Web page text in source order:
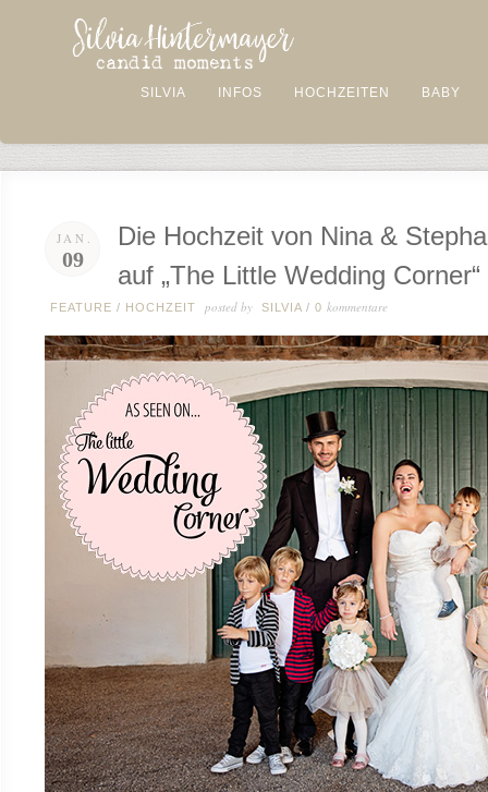
SILVIA INFOS HOCHZEITEN BABY
JAN.
09
Die Hochzeit von Nina &
auf „The Little Wedding Corner“
FEATURE / HOCHZEIT posted by SILVIA / 0 kommentare